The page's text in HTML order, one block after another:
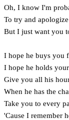
Oh, I know I'm
To try and
But I just want you
I hope he buys you
I hope he holds
Give you all his
When he has the
Take you to every
'Cause I remember